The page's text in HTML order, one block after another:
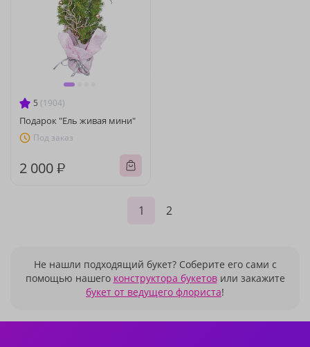
5 (1904)
Подарок "Ель живая мини"
Под заказ
2 000 ₽
1 2
Не нашли подходящий букет? Соберите его сами с
помощью нашего конструктора букетовили закажите
букет от ведущего флориста!